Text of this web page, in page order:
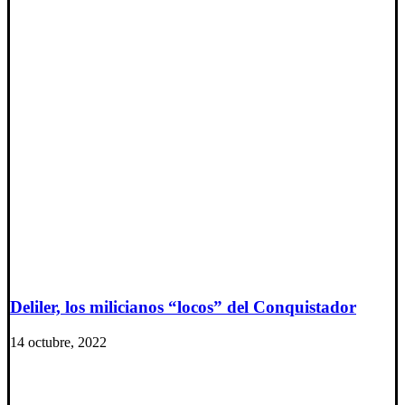
Deliler, los milicianos “locos” del Conquistador
14 octubre, 2022